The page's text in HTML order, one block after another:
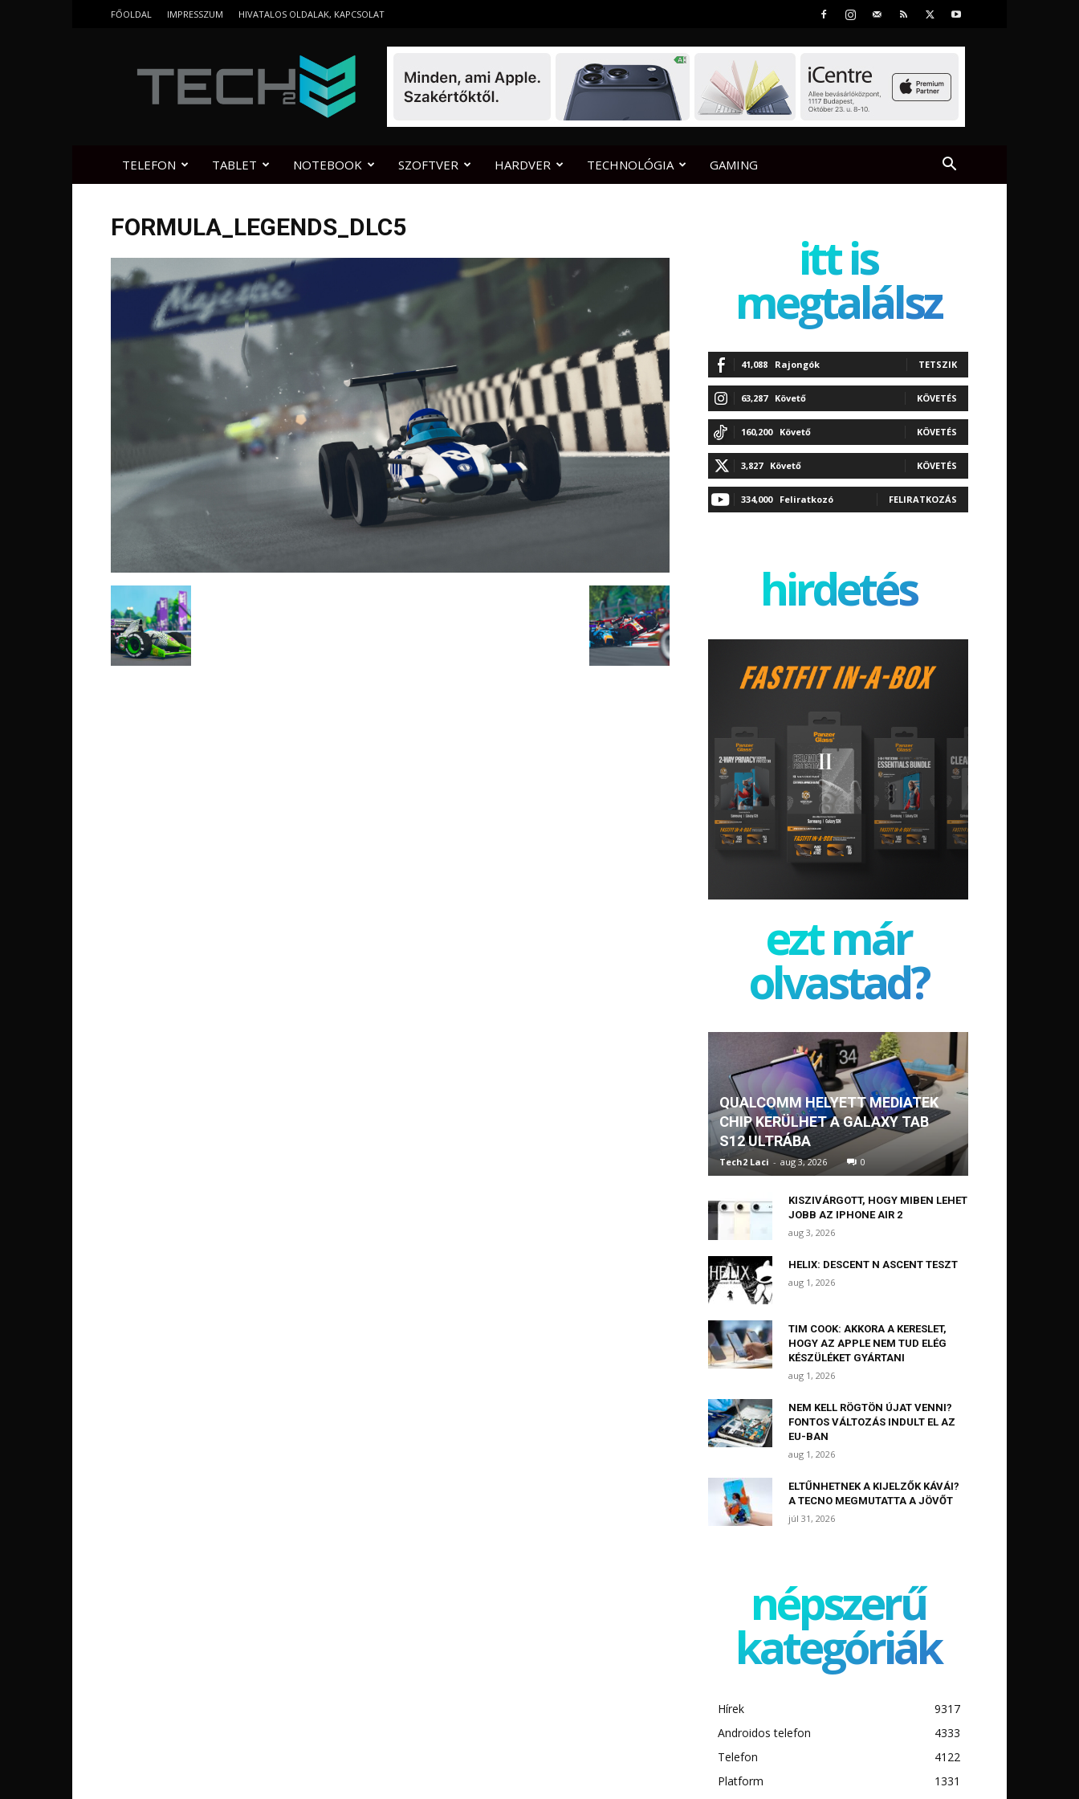
FŐOLDAL IMPRESSZUM HIVATALOS OLDALAK, KAPCSOLAT
TELEFON TABLET NOTEBOOK SZOFTVER HARDVER TECHNOLÓGIA GAMING
FORMULA_LEGENDS_DLC5
itt is
megtalálsz
41,088 Rajongók TETSZIK
63,287 Követő KÖVETÉS
160,200 Követő KÖVETÉS
3,827 Követő KÖVETÉS
334,000 Feliratkozó FELIRATKOZÁS
hirdetés
ezt már
olvastad?
QUALCOMM HELYETT MEDIATEK
CHIP KERÜLHET A GALAXY TAB
S12 ULTRÁBA
Tech2 Laci - aug 3, 2026 0
KISZIVÁRGOTT, HOGY MIBEN LEHET
JOBB AZ IPHONE AIR 2
aug 3, 2026
HELIX: DESCENT N ASCENT TESZT
aug 1, 2026
TIM COOK: AKKORA A KERESLET,
HOGY AZ APPLE NEM TUD ELÉG
KÉSZÜLÉKET GYÁRTANI
aug 1, 2026
NEM KELL RÖGTÖN ÚJAT VENNI?
FONTOS VÁLTOZÁS INDULT EL AZ
EU-BAN
aug 1, 2026
ELTŰNHETNEK A KIJELZŐK KÁVÁI?
A TECNO MEGMUTATTA A JÖVŐT
júl 31, 2026
népszerű
kategóriák
Hírek
9317
Androidos telefon
4333
Telefon
4122
Platform
1331